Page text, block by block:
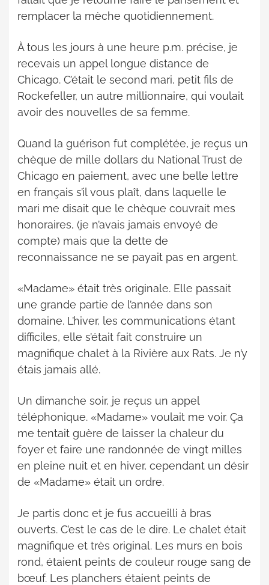
remplacer la mèche quotidiennement.
À tous les jours à une heure p.m. précise, je
recevais un appel longue distance de
Chicago. C’était le second mari, petit fils de
Rockefeller, un autre millionnaire, qui voulait
avoir des nouvelles de sa femme.
Quand la guérison fut complétée, je reçus un
chèque de mille dollars du National Trust de
Chicago en paiement, avec une belle lettre
en français s’il vous plaît, dans laquelle le
mari me disait que le chèque couvrait mes
honoraires, (je n’avais jamais envoyé de
compte) mais que la dette de
reconnaissance ne se payait pas en argent.
«Madame» était très originale. Elle passait
une grande partie de l’année dans son
domaine. L’hiver, les communications étant
difficiles, elle s’était fait construire un
magnifique chalet à la Rivière aux Rats. Je n’y
étais jamais allé.
Un dimanche soir, je reçus un appel
téléphonique. «Madame» voulait me voir. Ça
me tentait guère de laisser la chaleur du
foyer et faire une randonnée de vingt milles
en pleine nuit et en hiver, cependant un désir
de «Madame» était un ordre.
Je partis donc et je fus accueilli à bras
ouverts. C’est le cas de le dire. Le chalet était
magnifique et très original. Les murs en bois
rond, étaient peints de couleur rouge sang de
bœuf. Les planchers étaient peints de